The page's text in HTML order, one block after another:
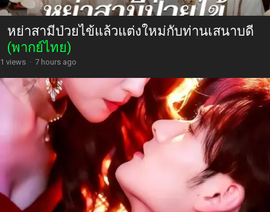
หย่าสามีป่วยไข้แล้วแต่งใหม่กับท่านเสนาบดี
(พากย์ไทย)
1 views · 7 hours ago